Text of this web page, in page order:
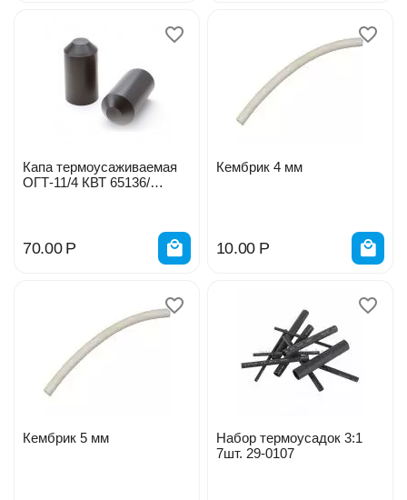
Капа термоусаживаемая
ОГТ-11/4 КВТ 65136/
70.00 Р
Кембрик 4 мм
10.00 Р
Кембрик 5 мм
Набор термоусадок 3:1
7шт. 29-0107